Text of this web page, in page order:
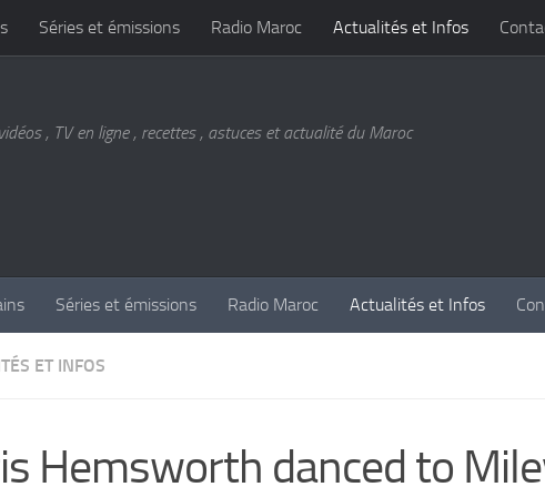
Séries et émissions Radio Maroc Actualités et Infos
, TV en ligne , recettes , astuces et actualité du Maroc
Séries et émissions Radio Maroc Actualités et Infos
ET INFOS
Hemsworth danced to